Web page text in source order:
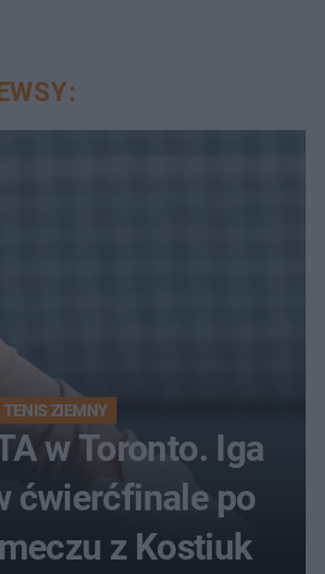
TENIS ZIEMNY
w Toronto. Iga
ćwierćfinale po
z Kostiuk